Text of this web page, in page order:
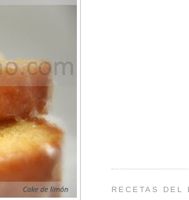
RECETAS DEL